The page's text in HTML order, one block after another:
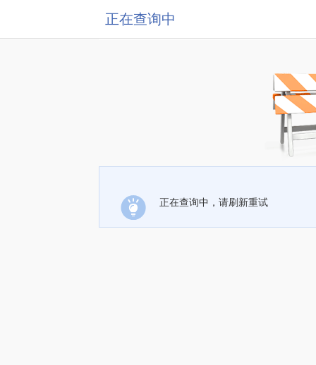
正在查询中
正在查询中，请刷新重试